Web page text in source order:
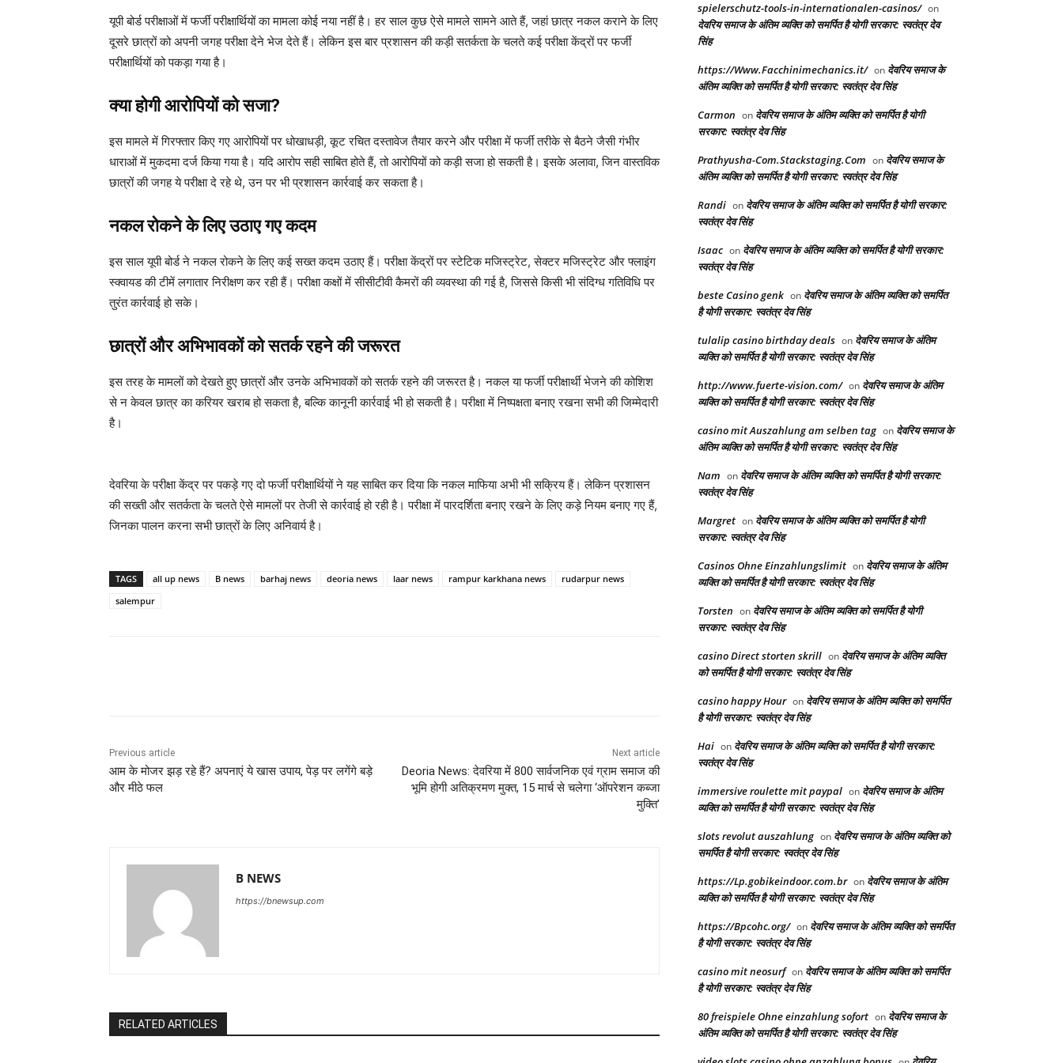
यूपी बोर्ड परीक्षाओं में फर्जी परीक्षार्थियों का मामला कोई नया नहीं है। हर साल कुछ ऐसे मामले सामने आते हैं, जहां छात्र नकल कराने के लिए
दूसरे छात्रों को अपनी जगह परीक्षा देने भेज देते हैं। लेकिन इस बार प्रशासन की कड़ी सतर्कता के चलते कई परीक्षा केंद्रों पर फर्जी
परीक्षार्थियों को पकड़ा गया है।
क्या होगी आरोपियों को सजा?
इस मामले में गिरफ्तार किए गए आरोपियों पर धोखाधड़ी, कूट रचित दस्तावेज तैयार करने और परीक्षा में फर्जी तरीके से बैठने जैसी गंभीर
धाराओं में मुकदमा दर्ज किया गया है। यदि आरोप सही साबित होते हैं, तो आरोपियों को कड़ी सजा हो सकती है। इसके अलावा, जिन वास्तविक
छात्रों की जगह ये परीक्षा दे रहे थे, उन पर भी प्रशासन कार्रवाई कर सकता है।
नकल रोकने के लिए उठाए गए कदम
इस साल यूपी बोर्ड ने नकल रोकने के लिए कई सख्त कदम उठाए हैं। परीक्षा केंद्रों पर स्टेटिक मजिस्ट्रेट, सेक्टर मजिस्ट्रेट और फ्लाइंग
स्क्वायड की टीमें लगातार निरीक्षण कर रही हैं। परीक्षा कक्षों में सीसीटीवी कैमरों की व्यवस्था की गई है, जिससे किसी भी संदिग्ध गतिविधि पर
तुरंत कार्रवाई हो सके।
छात्रों और अभिभावकों को सतर्क रहने की जरूरत
इस तरह के मामलों को देखते हुए छात्रों और उनके अभिभावकों को सतर्क रहने की जरूरत है। नकल या फर्जी परीक्षार्थी भेजने की कोशिश
से न केवल छात्र का करियर खराब हो सकता है, बल्कि कानूनी कार्रवाई भी हो सकती है। परीक्षा में निष्पक्षता बनाए रखना सभी की जिम्मेदारी
है।
देवरिया के परीक्षा केंद्र पर पकड़े गए दो फर्जी परीक्षार्थियों ने यह साबित कर दिया कि नकल माफिया अभी भी सक्रिय हैं। लेकिन प्रशासन
की सख्ती और सतर्कता के चलते ऐसे मामलों पर तेजी से कार्रवाई हो रही है। परीक्षा में पारदर्शिता बनाए रखने के लिए कड़े नियम बनाए गए हैं,
जिनका पालन करना सभी छात्रों के लिए अनिवार्य है।
TAGS all up news B news barhaj news deoria news laar news rampur karkhana news
rudarpur news
salempur
Previous article
आम के मोजर झड़ रहे हैं? अपनाएं ये खास उपाय, पेड़ पर लगेंगे बड़े
और मीठे फल
Next article
Deoria News: देवरिया में 800 सार्वजनिक एवं ग्राम समाज की
भूमि होगी अतिक्रमण मुक्त, 15 मार्च से चलेगा ‘ऑपरेशन कब्जा
मुक्ति’
B NEWS
https://bnewsup.com
RELATED ARTICLES
spielerschutz-tools-in-internationalen-casinos/ on
देवरिय समाज के अंतिम व्यक्ति को समर्पित है योगी सरकार: स्वतंत्र देव
सिंह
https://Www.Facchinimechanics.it/ on देवरिय समाज के
अंतिम व्यक्ति को समर्पित है योगी सरकार: स्वतंत्र देव सिंह
Carmon on देवरिय समाज के अंतिम व्यक्ति को समर्पित है योगी
सरकार: स्वतंत्र देव सिंह
Prathyusha-Com.Stackstaging.Com on देवरिय समाज के
अंतिम व्यक्ति को समर्पित है योगी सरकार: स्वतंत्र देव सिंह
Randi on देवरिय समाज के अंतिम व्यक्ति को समर्पित है योगी सरकार:
स्वतंत्र देव सिंह
Isaac on देवरिय समाज के अंतिम व्यक्ति को समर्पित है योगी सरकार:
स्वतंत्र देव सिंह
beste Casino genk on देवरिय समाज के अंतिम व्यक्ति को समर्पित
है योगी सरकार: स्वतंत्र देव सिंह
tulalip casino birthday deals on देवरिय समाज के अंतिम
व्यक्ति को समर्पित है योगी सरकार: स्वतंत्र देव सिंह
http://www.fuerte-vision.com/ on देवरिय समाज के अंतिम
व्यक्ति को समर्पित है योगी सरकार: स्वतंत्र देव सिंह
casino mit Auszahlung am selben tag on देवरिय समाज के
अंतिम व्यक्ति को समर्पित है योगी सरकार: स्वतंत्र देव सिंह
Nam on देवरिय समाज के अंतिम व्यक्ति को समर्पित है योगी सरकार:
स्वतंत्र देव सिंह
Margret on देवरिय समाज के अंतिम व्यक्ति को समर्पित है योगी
सरकार: स्वतंत्र देव सिंह
Casinos Ohne Einzahlungslimit on देवरिय समाज के अंतिम
व्यक्ति को समर्पित है योगी सरकार: स्वतंत्र देव सिंह
Torsten on देवरिय समाज के अंतिम व्यक्ति को समर्पित है योगी
सरकार: स्वतंत्र देव सिंह
casino Direct storten skrill on देवरिय समाज के अंतिम व्यक्ति
को समर्पित है योगी सरकार: स्वतंत्र देव सिंह
casino happy Hour on देवरिय समाज के अंतिम व्यक्ति को समर्पित
है योगी सरकार: स्वतंत्र देव सिंह
Hai on देवरिय समाज के अंतिम व्यक्ति को समर्पित है योगी सरकार:
स्वतंत्र देव सिंह
immersive roulette mit paypal on देवरिय समाज के अंतिम
व्यक्ति को समर्पित है योगी सरकार: स्वतंत्र देव सिंह
slots revolut auszahlung on देवरिय समाज के अंतिम व्यक्ति को
समर्पित है योगी सरकार: स्वतंत्र देव सिंह
https://Lp.gobikeindoor.com.br on देवरिय समाज के अंतिम
व्यक्ति को समर्पित है योगी सरकार: स्वतंत्र देव सिंह
https://Bpcohc.org/ on देवरिय समाज के अंतिम व्यक्ति को समर्पित
है योगी सरकार: स्वतंत्र देव सिंह
casino mit neosurf on देवरिय समाज के अंतिम व्यक्ति को समर्पित
है योगी सरकार: स्वतंत्र देव सिंह
80 freispiele Ohne einzahlung sofort on देवरिय समाज के
अंतिम व्यक्ति को समर्पित है योगी सरकार: स्वतंत्र देव सिंह